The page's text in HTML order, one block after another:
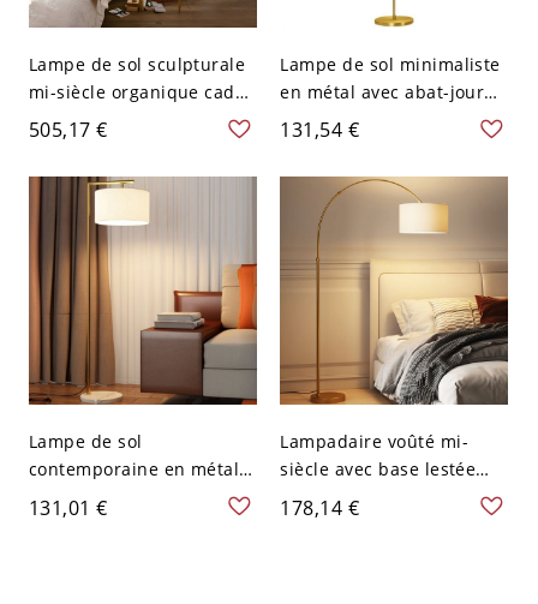
Lampe de sol sculpturale
mi-siècle organique cadre
en bois massif avec abat-
ambiance salon &
505,17 €
Lampe de sol minimaliste
en métal avec abat-jour
en tissu et base lestée -
131,54 €
Lampe de sol
contemporaine en métal
avec base en marbre
véritable et abat-jour en
131,01 €
Lampadaire voûté mi-
siècle avec base lestée
pour salon et lecture -
Tissu 110 V-120 V Or
178,14 €